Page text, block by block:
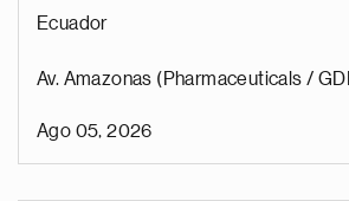
Ecuador
Av. Amazonas (Pharmaceuticals /
Ago 05, 2026